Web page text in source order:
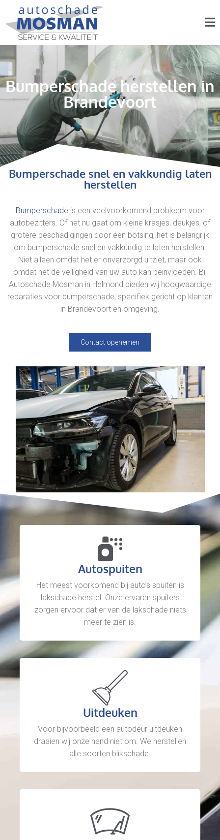
Bumperschade herstellen in
Brandevoort
Bumperschade snel en vakkundig laten
herstellen
Bumperschade is een veelvoorkomend probleem voor
autobezitters. Of het nu gaat om kleine krasjes, deukjes, of
grotere beschadigingen door een botsing, het is belangrijk
om bumperschade snel en vakkundig te laten herstellen.
Niet alleen omdat het er onverzorgd uitziet, maar ook
omdat het de veiligheid van uw auto kan beïnvloeden. Bij
Autoschade Mosman in Helmond bieden wij hoogwaardige
reparaties voor bumperschade, specifiek gericht op klanten
in Brandevoort en omgeving.
Contact openemen
Autospuiten
Het meest voorkomend bij auto’s spuiten is
lakschade herstel. Onze ervaren spuiters
zorgen ervoor dat er van de lakschade niets
meer te zien is.
Uitdeuken
Voor bijvoorbeeld een autodeur uitdeuken
draaien wij onze hand niet om. We herstellen
alle soorten blikschade.